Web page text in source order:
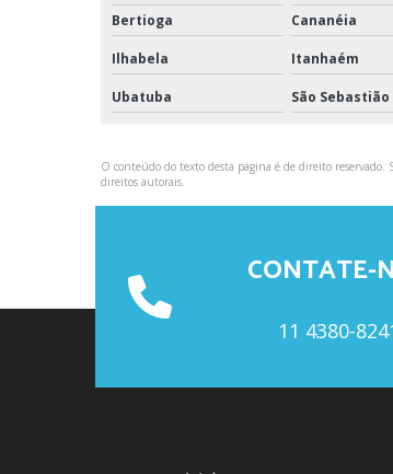
Bertioga
Cananéia
Ilhabela Itanhaém
Ubatuba São Sebastião
O conteúdo do texto desta página é de direito
direitos autorais
CONTATE-
11 4380-